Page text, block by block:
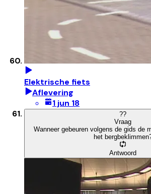
Elektrische fiets
Aflevering
1 jun 18
??
Vraag
Wanneer gebeuren volgens de gids de
het
Antwoord